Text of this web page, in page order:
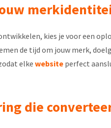
kies je voor een
de tijd om jouw merk,
elkewebsite perfect
die